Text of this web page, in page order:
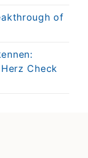
of
Check